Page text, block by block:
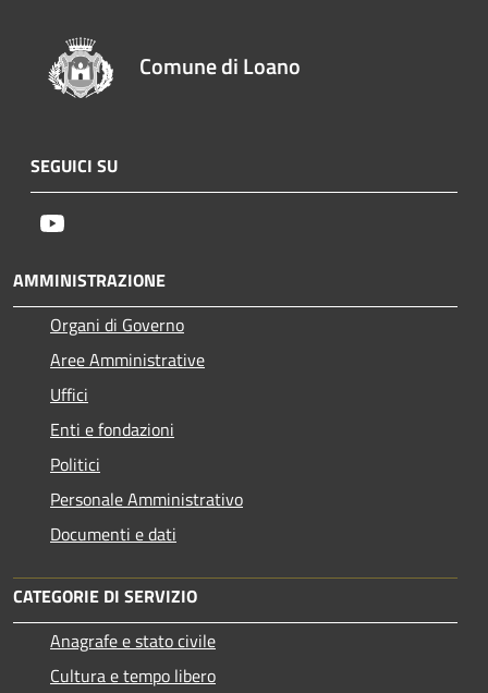
Comune di Loano
SEGUICI SU
AMMINISTRAZIONE
Organi di Governo
Aree Amministrative
Uffici
Enti e fondazioni
Politici
Personale Amministrativo
Documenti e dati
CATEGORIE DI SERVIZIO
Anagrafe e stato civile
Cultura e tempo libero